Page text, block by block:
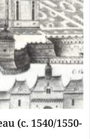
(c. 1540/1550-